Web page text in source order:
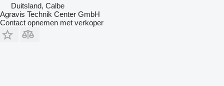
Duitsland, Calbe
Agravis Technik Center GmbH
Contact opnemen met verkoper